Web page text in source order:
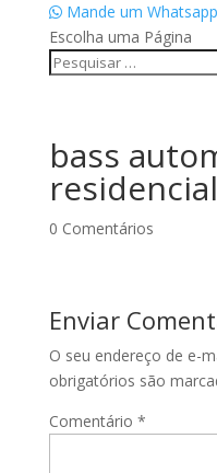
Mande um Whatsapp
Escolha uma Página
bass
residencial
0 Comentários
Enviar
O seu endereço de e-
obrigatórios são
Comentário *